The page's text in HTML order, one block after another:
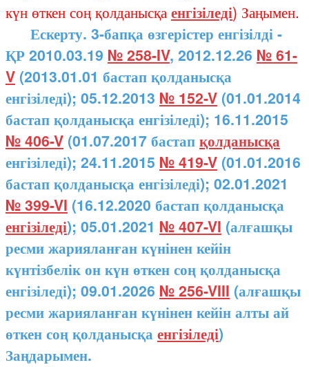
күн өткен соң қолданысқа енгізіледі) Заңымен.
Ескерту. 3-бапқа өзгерістер енгізілді -
ҚР 2010.03.19 № 258-IV, 2012.12.26 № 61-
V (2013.01.01 бастап қолданысқа
енгізіледі); 05.12.2013 № 152-V (01.01.2014
бастап қолданысқа енгізіледі); 16.11.2015
№ 406-V (01.07.2017 бастапқолданысқа
енгізіледі); 24.11.2015 № 419-V (01.01.2016
бастап қолданысқа енгізіледі); 02.01.2021
№ 399-VI (16.12.2020 бастап қолданысқа
енгізіледі); 05.01.2021 № 407-VI (алғашқы
ресми жарияланған күнінен кейін
күнтізбелік он күн өткен соң қолданысқа
енгізіледі); 09.01.2026 № 256-VIII (алғашқы
ресми жарияланған күнінен кейін алты ай
өткен соң қолданысқа енгізіледі)
Заңдарымен.